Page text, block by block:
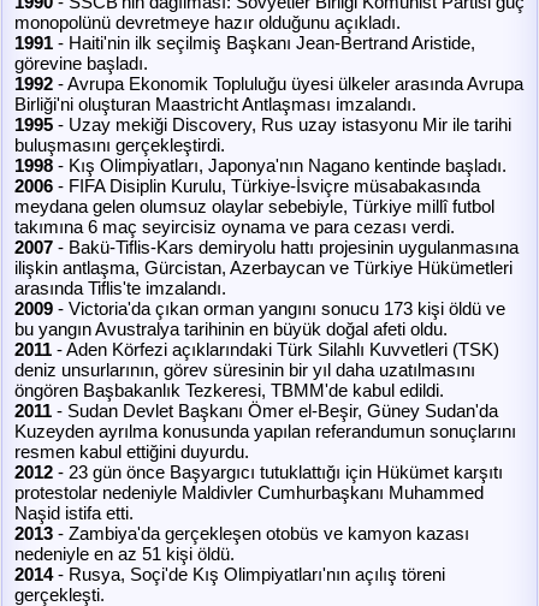
monopolünü devretmeye hazır olduğunu açıkladı.
1991 - Haiti'nin ilk seçilmiş Başkanı Jean-Bertrand Aristide,
görevine başladı.
1992 - Avrupa Ekonomik Topluluğu üyesi ülkeler arasında Avrupa
Birliği'ni oluşturan Maastricht Antlaşması imzalandı.
1995 - Uzay mekiği Discovery, Rus uzay istasyonu Mir ile tarihi
buluşmasını gerçekleştirdi.
1998 - Kış Olimpiyatları, Japonya'nın Nagano kentinde başladı.
2006 - FIFA Disiplin Kurulu, Türkiye-İsviçre müsabakasında
meydana gelen olumsuz olaylar sebebiyle, Türkiye millî futbol
takımına 6 maç seyircisiz oynama ve para cezası verdi.
2007 - Bakü-Tiflis-Kars demiryolu hattı projesinin uygulanmasına
ilişkin antlaşma, Gürcistan, Azerbaycan ve Türkiye Hükümetleri
arasında Tiflis'te imzalandı.
2009 - Victoria'da çıkan orman yangını sonucu 173 kişi öldü ve
bu yangın Avustralya tarihinin en büyük doğal afeti oldu.
2011 - Aden Körfezi açıklarındaki Türk Silahlı Kuvvetleri (TSK)
deniz unsurlarının, görev süresinin bir yıl daha uzatılmasını
öngören Başbakanlık Tezkeresi, TBMM'de kabul edildi.
2011 - Sudan Devlet Başkanı Ömer el-Beşir, Güney Sudan'da
Kuzeyden ayrılma konusunda yapılan referandumun sonuçlarını
resmen kabul ettiğini duyurdu.
2012 - 23 gün önce Başyargıcı tutuklattığı için Hükümet karşıtı
protestolar nedeniyle Maldivler Cumhurbaşkanı Muhammed
Naşid istifa etti.
2013 - Zambiya'da gerçekleşen otobüs ve kamyon kazası
nedeniyle en az 51 kişi öldü.
2014- Rusya, Soçi'de Kış Olimpiyatları'nın açılış töreni
gerçekleşti.